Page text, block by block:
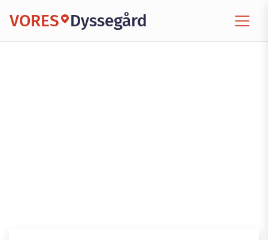
VORES Dyssegård